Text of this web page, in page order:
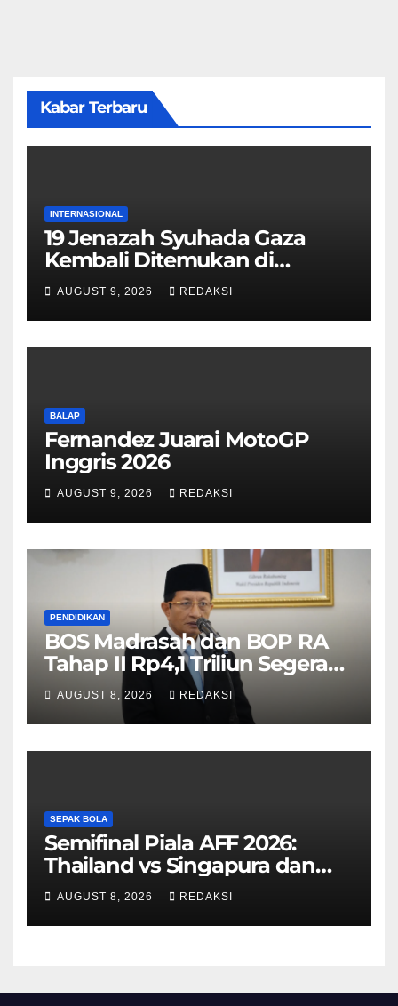
Kabar Terbaru
INTERNASIONAL
19 Jenazah Syuhada Gaza
Kembali Ditemukan di
Reruntuhan Bangunan
AUGUST 9, 2026 REDAKSI
BALAP
Fernandez Juarai MotoGP
Inggris 2026
AUGUST 9, 2026 REDAKSI
PENDIDIKAN
BOS Madrasah dan BOP RA
Tahap II Rp4,1 Triliun Segera
Cair, Berikut Jadwal
Pengajuannya
AUGUST 8, 2026 REDAKSI
SEPAK BOLA
Semifinal Piala AFF 2026:
Thailand vs Singapura dan
Vietnam vs Malaysia
AUGUST 8, 2026 REDAKSI